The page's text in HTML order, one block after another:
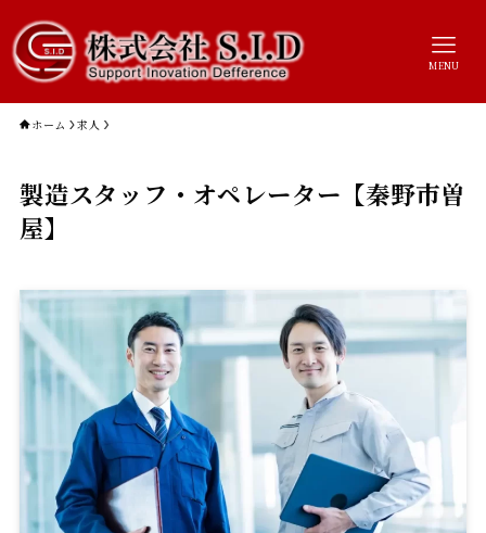
MENU
ホーム 求人
製造スタッフ・オペレーター【秦野市曽
屋】